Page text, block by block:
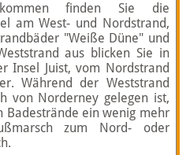
finden Sie die
am West- und Nordstrand,
"Weiße Düne" und
aus blicken Sie in
Insel Juist, vom Nordstrand
Während der Weststrand
von Norderney gelegen ist,
Badestrände ein wenig mehr
zum Nord- oder